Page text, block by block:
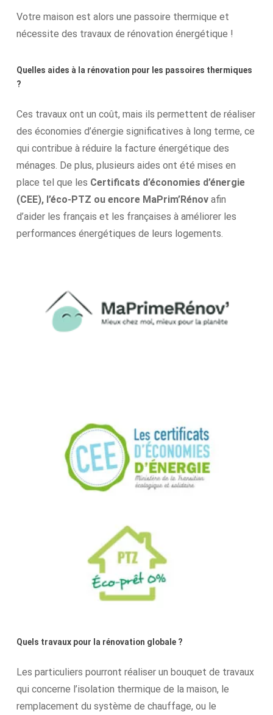
Votre maison est alors une passoire thermique et
nécessite des travaux de rénovation énergétique !
Quelles aides à la rénovation pour les passoires thermiques
?
Ces travaux ont un coût, mais ils permettent de réaliser
des économies d’énergie significatives à long terme, ce
qui contribue à réduire la facture énergétique des
ménages. De plus, plusieurs aides ont été mises en
place tel que les Certificats d’économies d’énergie
(CEE), l’éco-PTZ ou encore MaPrim’Rénovafin
d’aider les français et les françaises à améliorer les
performances énergétiques de leurs logements.
Quels travaux pour la rénovation globale ?
Les particuliers pourront réaliser un bouquet de travaux
qui concerne l’isolation thermique de la maison, le
remplacement du système de chauffage, ou le